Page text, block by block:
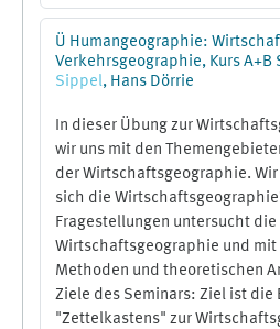
throughout the anthropological record.
be a companion Field School
the region of Molise, Italy,
applications towards
Students are encouraged to
possible, as they are
Ü Humangeographie:
Verkehrsgeographie, Kurs A+B
Sippel, Hans Dörrie
In dieser Übung zur
wir uns mit den
der Wirtschaftsgeographie.
sich die
Fragestellungen untersucht die
Wirtschaftsgeographie und
Methoden und theoretischen
Ziele des Seminars: Ziel ist die
"Zettelkastens" zur